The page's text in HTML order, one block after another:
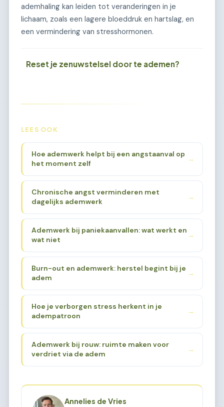
ademhaling kan leiden tot veranderingen in je
lichaam, zoals een lagere bloeddruk en hartslag, en
een vermindering van stresshormonen.
Reset je zenuwstelsel door te ademen?
LEES OOK
Hoe ademwerk helpt bij een angstaanval op
het moment zelf
→
Chronische angst verminderen met
dagelijks ademwerk
→
Ademwerk bij paniekaanvallen: wat werkt en
wat niet
→
Burn-out en ademwerk: herstel begint bij je
adem
→
Hoe je verborgen stress herkent in je
adempatroon
→
Ademwerk bij rouw: ruimte maken voor
verdriet via de adem
→
Annelies de Vries